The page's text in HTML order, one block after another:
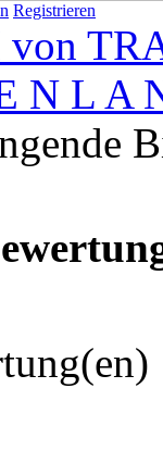
Registrieren
N L A